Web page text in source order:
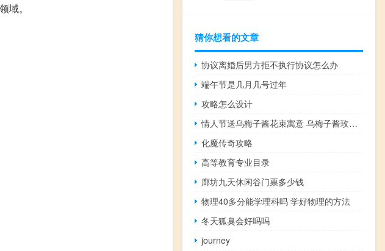
域。
猜你想看的文章
协议离婚后男方拒不执行协议怎么办
端午节是几月几号过年
攻略怎么设计
情人节送乌梅子酱花束寓意 乌梅子酱玫瑰花语
化魔传奇攻略
高等教育专业目录
廊坊九天休闲谷门票多少钱
物理40多分能学理科吗 学好物理的方法
冬天狐臭会好吗吗
journey